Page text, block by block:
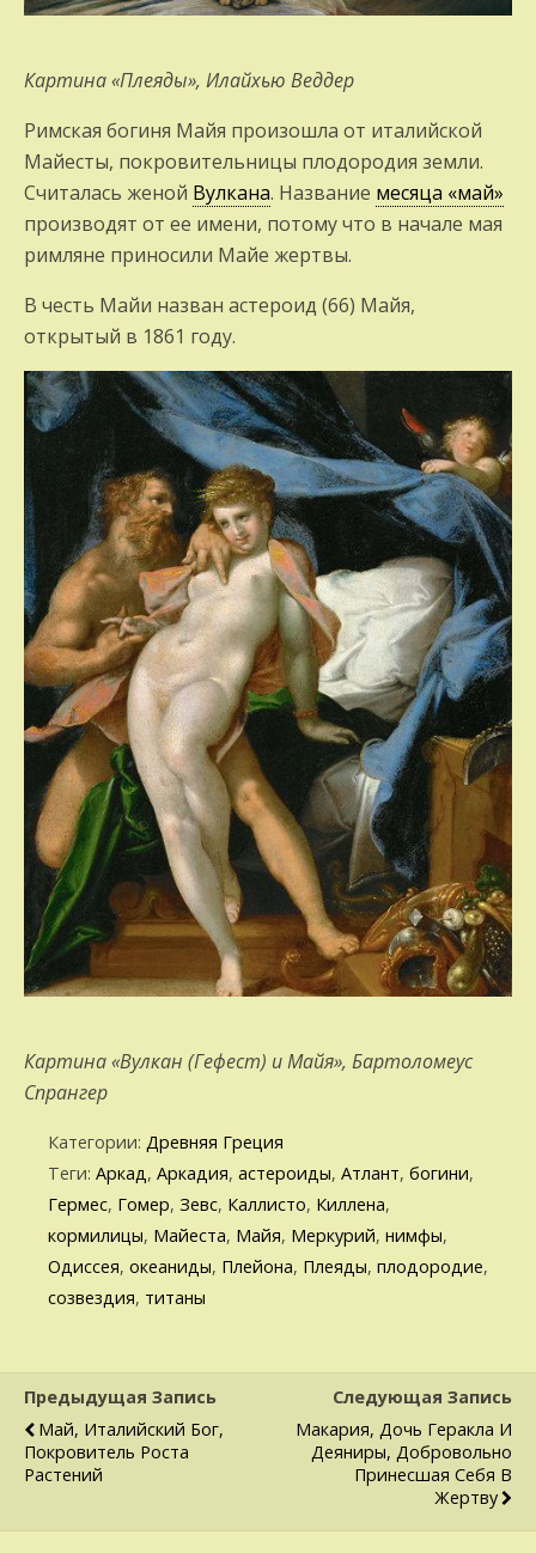
Картина «Плеяды», Илайхью Веддер
Римская богиня Майя произошла от италийской
Майесты, покровительницы плодородия земли.
Считалась женой Вулкана. Название месяца «май»
производят от ее имени, потому что в начале мая
римляне приносили Майе жертвы.
В честь Майи назван астероид (66) Майя,
открытый в 1861 году.
Картина «Вулкан (Гефест) и Майя», Бартоломеус
Спрангер
Категории: Древняя Греция
Теги: Аркад, Аркадия, астероиды, Атлант, богини,
Гермес, Гомер, Зевс, Каллисто, Киллена,
кормилицы, Майеста, Майя, Меркурий, нимфы,
Одиссея, океаниды, Плейона, Плеяды, плодородие,
созвездия, титаны
Предыдущая Запись
Май, Италийский Бог,
Покровитель Роста
Растений
Следующая Запись
Макария, Дочь Геракла И
Деяниры, Добровольно
Принесшая Себя В
Жертву